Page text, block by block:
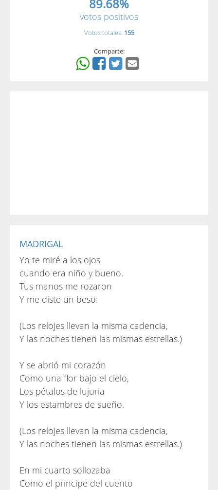
89.68%
votos positivos
Votos totales: 155
Comparte:
MADRIGAL
Yo te miré a los ojos
cuando era niño y bueno.
Tus manos me rozaron
Y me diste un beso.
(Los relojes llevan la misma cadencia,
Y las noches tienen las mismas estrellas.)
Y se abrió mi corazón
Como una flor bajo el cielo,
Los pétalos de lujuria
Y los estambres de sueño.
(Los relojes llevan la misma cadencia,
Y las noches tienen las mismas estrellas.)
En mi cuarto sollozaba
Como el príncipe del cuento